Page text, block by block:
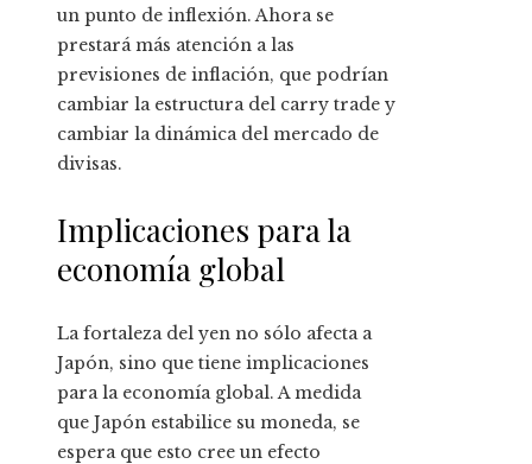
un punto de inflexión. Ahora se
prestará más atención a las
previsiones de inflación, que podrían
cambiar la estructura del carry trade y
cambiar la dinámica del mercado de
divisas.
Implicaciones para la
economía global
La fortaleza del yen no sólo afecta a
Japón, sino que tiene implicaciones
para la economía global. A medida
que Japón estabilice su moneda, se
espera que esto cree un efecto